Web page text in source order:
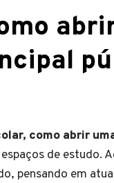
como abrir
de estudo.
pensando em